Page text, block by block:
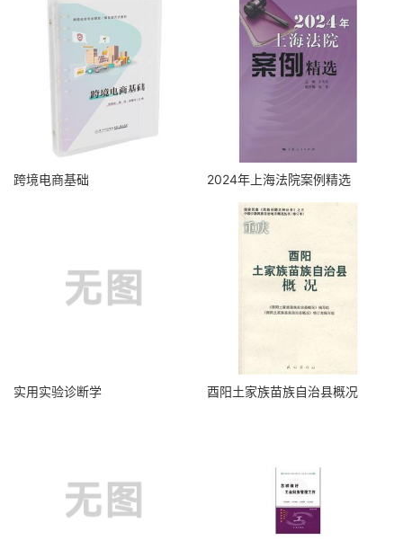
跨境电商基础 2024年上海法院案例精选
实用实验诊断学 酉阳土家族苗族自治县概况